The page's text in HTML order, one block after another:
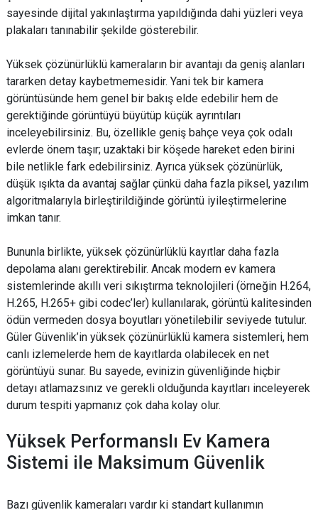
sayesinde dijital yakınlaştırma yapıldığında dahi yüzleri veya
plakaları tanınabilir şekilde gösterebilir.
Yüksek çözünürlüklü kameraların bir avantajı da geniş alanları
tararken detay kaybetmemesidir. Yani tek bir kamera
görüntüsünde hem genel bir bakış elde edebilir hem de
gerektiğinde görüntüyü büyütüp küçük ayrıntıları
inceleyebilirsiniz. Bu, özellikle geniş bahçe veya çok odalı
evlerde önem taşır; uzaktaki bir köşede hareket eden birini
bile netlikle fark edebilirsiniz. Ayrıca yüksek çözünürlük,
düşük ışıkta da avantaj sağlar çünkü daha fazla piksel, yazılım
algoritmalarıyla birleştirildiğinde görüntü iyileştirmelerine
imkan tanır.
Bununla birlikte, yüksek çözünürlüklü kayıtlar daha fazla
depolama alanı gerektirebilir. Ancak modern ev kamera
sistemlerinde akıllı veri sıkıştırma teknolojileri (örneğin H.264,
H.265, H.265+ gibi codec’ler) kullanılarak, görüntü kalitesinden
ödün vermeden dosya boyutları yönetilebilir seviyede tutulur.
Güler Güvenlik’in yüksek çözünürlüklü kamera sistemleri, hem
canlı izlemelerde hem de kayıtlarda olabilecek en net
görüntüyü sunar. Bu sayede, evinizin güvenliğinde hiçbir
detayı atlamazsınız ve gerekli olduğunda kayıtları inceleyerek
durum tespiti yapmanız çok daha kolay olur.
Yüksek Performanslı Ev Kamera
Sistemi ile Maksimum Güvenlik
Bazı güvenlik kameraları vardır ki standart kullanımın